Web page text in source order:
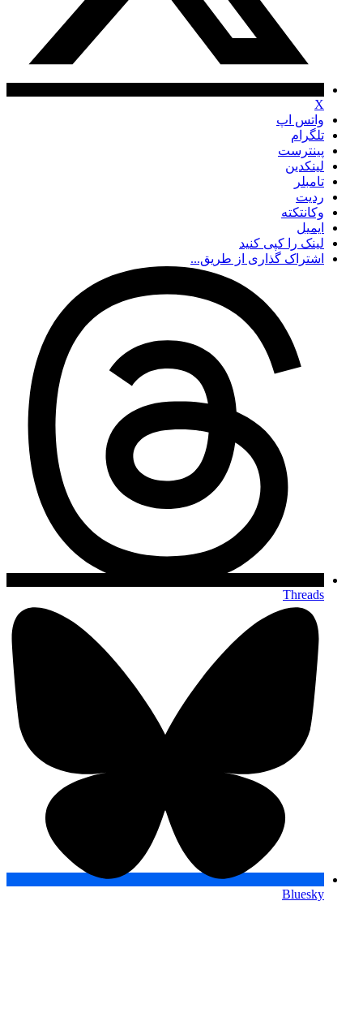
X
واتس اپ
تلگرام
پینترست
لینکدین
تامبلر
ردیت
وکانتکته
ایمیل
لینک را کپی کنید
اشتراک گذاری از طریق...
Threads
Bluesky